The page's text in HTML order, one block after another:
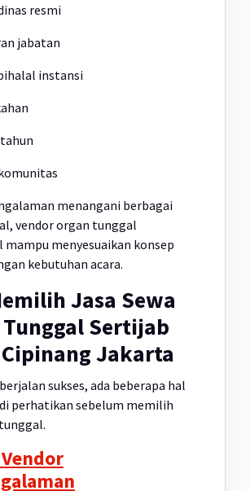
resmi
jabatan
instansi
menangani berbagai
vendor organ tunggal
menyesuaikan konsep
kebutuhan acara.
Jasa Sewa
Tunggal Sertijab
Jakarta
sukses, ada beberapa hal
perhatikan sebelum memilih